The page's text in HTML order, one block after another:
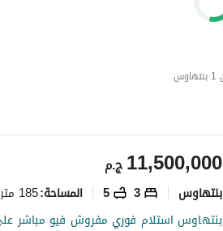
ج.م11,500,000
بنتهاوس 3
5 المساحة:185 متر مربع